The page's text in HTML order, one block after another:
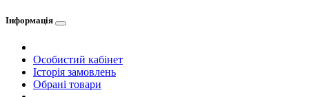
Інформація
Особистий кабінет
Історія замовлень
Обрані товари